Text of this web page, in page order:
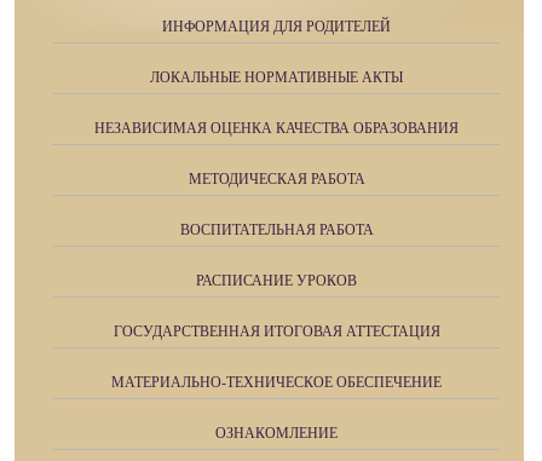
ИНФОРМАЦИЯ ДЛЯ РОДИТЕЛЕЙ
ЛОКАЛЬНЫЕ НОРМАТИВНЫЕ АКТЫ
НЕЗАВИСИМАЯ ОЦЕНКА КАЧЕСТВА ОБРАЗОВАНИЯ
МЕТОДИЧЕСКАЯ РАБОТА
ВОСПИТАТЕЛЬНАЯ РАБОТА
РАСПИСАНИЕ УРОКОВ
ГОСУДАРСТВЕННАЯ ИТОГОВАЯ АТТЕСТАЦИЯ
МАТЕРИАЛЬНО-ТЕХНИЧЕСКОЕ ОБЕСПЕЧЕНИЕ
ОЗНАКОМЛЕНИЕ